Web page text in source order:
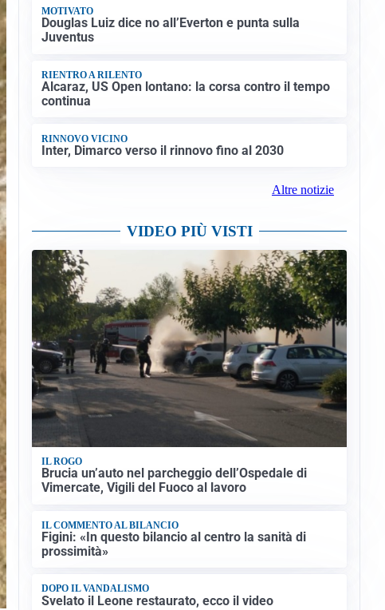
MOTIVATO
Douglas Luiz dice no all’Everton e punta sulla
Juventus
RIENTRO A RILENTO
Alcaraz, US Open lontano: la corsa contro il tempo
continua
RINNOVO VICINO
Inter, Dimarco verso il rinnovo fino al 2030
Altre notizie
VIDEO PIÙ VISTI
IL ROGO
Brucia un’auto nel parcheggio dell’Ospedale di
Vimercate, Vigili del Fuoco al lavoro
IL COMMENTO AL BILANCIO
Figini: «In questo bilancio al centro la sanità di
prossimità»
DOPO IL VANDALISMO
Svelato il Leone restaurato, ecco il video